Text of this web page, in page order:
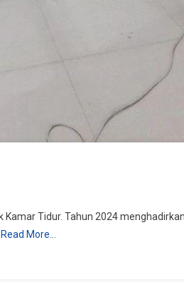
Kamar Tidur. Tahun 2024
Read More…